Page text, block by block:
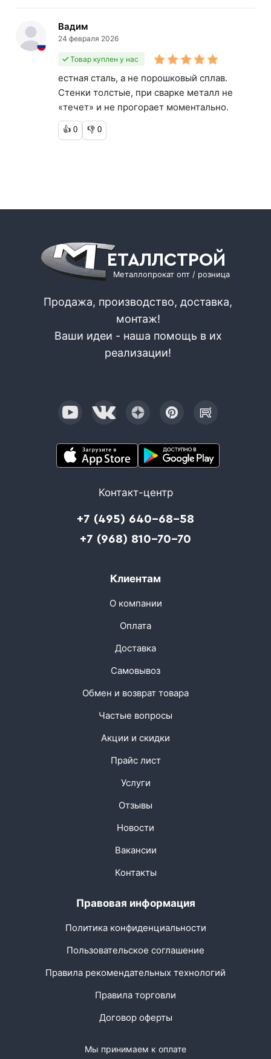
Вадим
24 февраля 2026
Товар куплен у нас
естная сталь, а не порошковый сплав.
Стенки толстые, при сварке металл не
«течет» и не прогорает моментально.
👍 0 👎 0
ЕТАЛЛСТРОЙ
Металлопрокат опт / розница
Продажа, производство, доставка,
монтаж!
Ваши идеи - наша помощь в их
реализации!
Контакт-центр
+7 (495) 640-68-58
+7 (968) 810-70-70
Клиентам
О компании
Оплата
Доставка
Самовывоз
Обмен и возврат товара
Частые вопросы
Акции и скидки
Прайс лист
Услуги
Отзывы
Новости
Вакансии
Контакты
Правовая информация
Политика конфиденциальности
Пользовательское соглашение
Правила рекомендательных технологий
Правила торговли
Договор оферты
Мы принимаем к оплате